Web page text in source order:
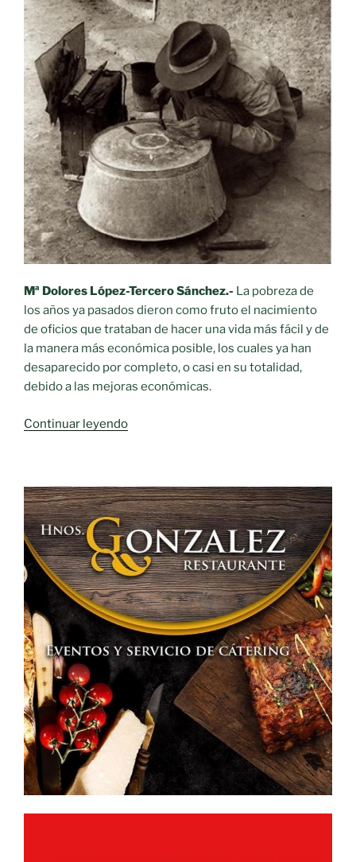
por
infección
de
coronavirus»
Mª Dolores López-Tercero Sánchez.- La pobreza de
los años ya pasados dieron como fruto el nacimiento
de oficios que trataban de hacer una vida más fácil y de
la manera más económica posible, los cuales ya han
desaparecido por completo, o casi en su totalidad,
debido a las mejoras económicas.
Continuar leyendo«Oficios